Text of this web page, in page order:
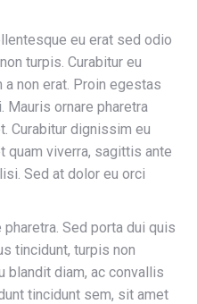
eu erat sed odio
turpis. Curabitur eu
non erat. Proin egestas
Mauris ornare pharetra
Curabitur dignissim eu
quam viverra, sagittis ante
Sed at dolor eu orci
Sed porta dui quis
tincidunt, turpis non
blandit diam, ac convallis
tincidunt sem, sit amet